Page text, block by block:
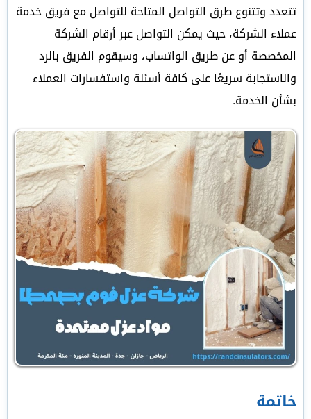
تتعدد وتتنوع طرق التواصل المتاحة للتواصل مع فريق خدمة
عملاء الشركة، حيث يمكن التواصل عبر أرقام الشركة
المخصصة أو عن طريق الواتساب، وسيقوم الفريق بالرد
والاستجابة سريعًا على كافة أسئلة واستفسارات العملاء
بشأن الخدمة.
خاتمة